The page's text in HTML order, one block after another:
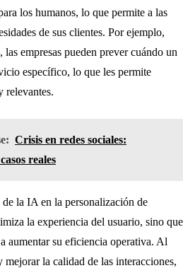
los humanos, lo que permite a las
de sus clientes. Por ejemplo,
empresas pueden prever cuándo un
específico, lo que les permite
relevantes.
Crisis en redes sociales:
reales
la IA en la personalización de
la experiencia del usuario, sino que
aumentar su eficiencia operativa. Al
mejorar la calidad de las interacciones,